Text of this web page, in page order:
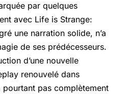
par quelques
avec Life is Strange:
une narration solide, n’a
de ses prédécesseurs.
d’une nouvelle
renouvelé dans
pourtant pas complètement